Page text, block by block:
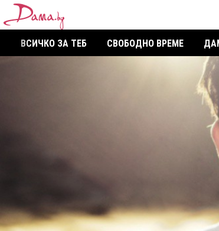
ВСИЧКО ЗА ТЕБ СВОБОДНО ВРЕМЕ